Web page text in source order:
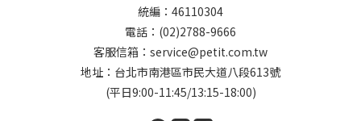
統編：46110304
電話：(02)2788-9666
客服信箱：service@petit.com.tw
地址：台北市南港區市民大道八段613號
(平日9:00-11:45/13:15-18:00)